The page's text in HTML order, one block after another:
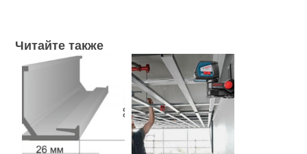
Читайте также